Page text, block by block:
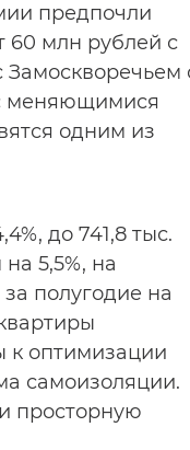
предпочли
60 млн рублей с
меняющимися
одним из
до 741,8 тыс.
5,5%, на
полугодие на
к оптимизации
самоизоляции.
просторную